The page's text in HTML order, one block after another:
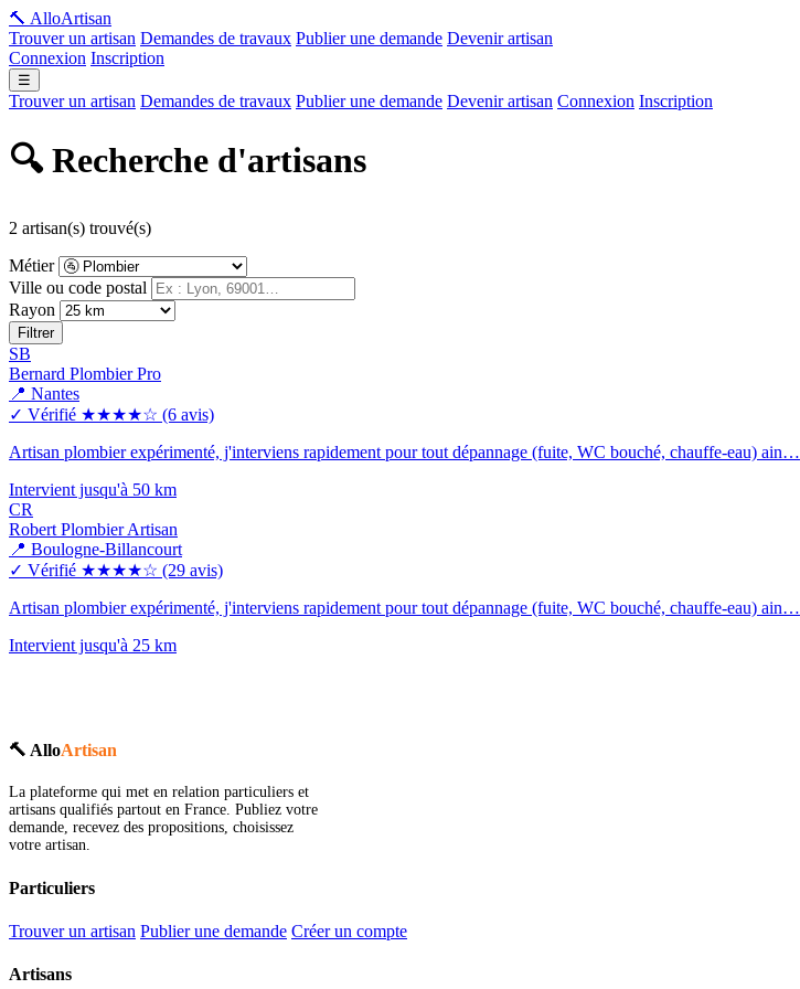
🔨 AlloArtisan
Trouver un artisan Demandes de travaux Publier une demande Devenir artisan
Connexion Inscription
☰
Trouver un artisan Demandes de travaux Publier une demande Devenir artisan Connexion Inscription
🔍 Recherche d'artisans
2 artisan(s) trouvé(s)
Métier
Ville ou code postal
Rayon
Filtrer
SB
Bernard Plombier Pro
📍 Nantes
✓ Vérifié ★★★★☆ (6 avis)
Artisan plombier expérimenté, j'interviens rapidement pour tout dépannage (fuite, WC bouché, chauffe-eau) ain…
Intervient jusqu'à 50 km
CR
Robert Plombier Artisan
📍 Boulogne-Billancourt
✓ Vérifié ★★★★☆ (29 avis)
Artisan plombier expérimenté, j'interviens rapidement pour tout dépannage (fuite, WC bouché, chauffe-eau) ain…
Intervient jusqu'à 25 km
🔨 AlloArtisan
La plateforme qui met en relation particuliers et
artisans qualifiés partout en France. Publiez votre
demande, recevez des propositions, choisissez
votre artisan.
Particuliers
Trouver un artisan Publier une demande Créer un compte
Artisans